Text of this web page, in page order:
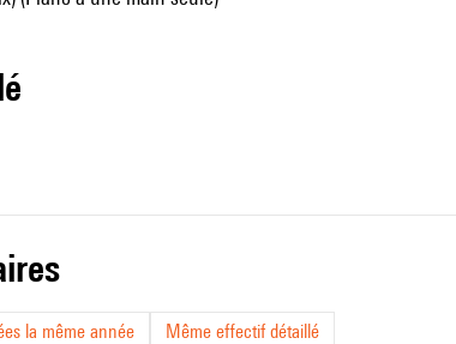
la même année Même effectif détaillé